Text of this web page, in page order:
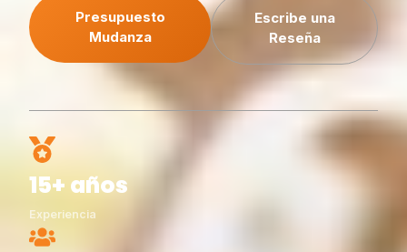
Presupuesto
Mudanza
Escribe una
Reseña
15+ años
Experiencia